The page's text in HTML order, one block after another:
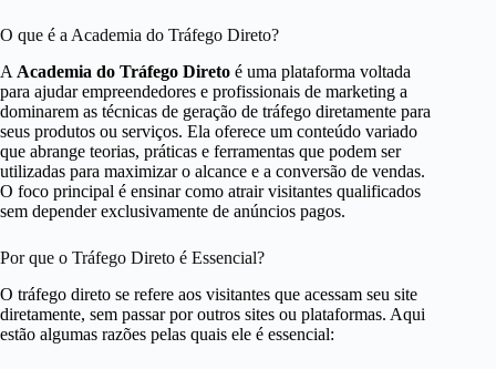
O que é a Academia do Tráfego Direto?
A Academia do Tráfego Direto é uma plataforma voltada
para ajudar empreendedores e profissionais de marketing a
dominarem as técnicas de geração de tráfego diretamente para
seus produtos ou serviços. Ela oferece um conteúdo variado
que abrange teorias, práticas e ferramentas que podem ser
utilizadas para maximizar o alcance e a conversão de vendas.
O foco principal é ensinar como atrair visitantes qualificados
sem depender exclusivamente de anúncios pagos.
Por que o Tráfego Direto é Essencial?
O tráfego direto se refere aos visitantes que acessam seu site
diretamente, sem passar por outros sites ou plataformas. Aqui
estão algumas razões pelas quais ele é essencial: